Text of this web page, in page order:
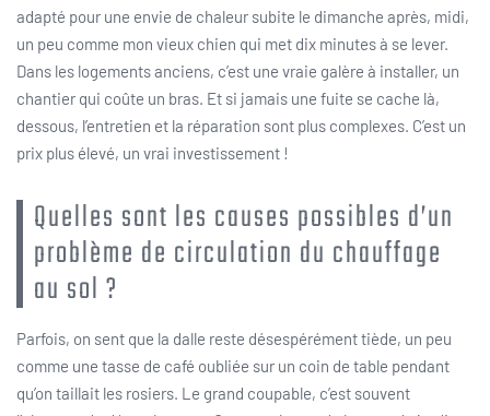
adapté pour une envie de chaleur subite le dimanche après, midi,
un peu comme mon vieux chien qui met dix minutes à se lever.
Dans les logements anciens, c’est une vraie galère à installer, un
chantier qui coûte un bras. Et si jamais une fuite se cache là,
dessous, l’entretien et la réparation sont plus complexes. C’est un
prix plus élevé, un vrai investissement !
Quelles sont les causes possibles d’un
problème de circulation du chauffage
au sol ?
Parfois, on sent que la dalle reste désespérément tiède, un peu
comme une tasse de café oubliée sur un coin de table pendant
qu’on taillait les rosiers. Le grand coupable, c’est souvent